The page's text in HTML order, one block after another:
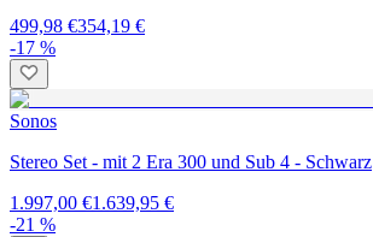
499,98 €354,19 €
-17 %
Sonos
Stereo Set - mit 2 Era 300 und Sub 4 - Schwarz
1.997,00 €1.639,95 €
-21 %